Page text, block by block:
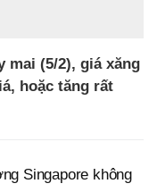
mai (5/2), giá xăng
hoặc tăng rất
Singapore không